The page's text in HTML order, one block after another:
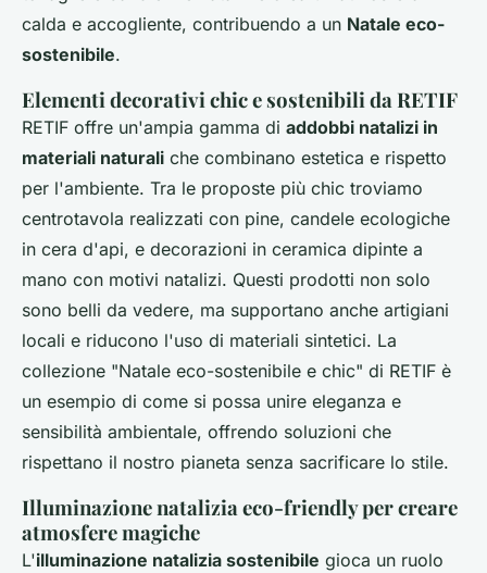
calda e accogliente, contribuendo a un Natale eco-
sostenibile.
Elementi decorativi chic e sostenibili da RETIF
RETIF offre un'ampia gamma di addobbi natalizi in
materiali naturali che combinano estetica e rispetto
per l'ambiente. Tra le proposte più chic troviamo
centrotavola realizzati con pine, candele ecologiche
in cera d'api, e decorazioni in ceramica dipinte a
mano con motivi natalizi. Questi prodotti non solo
sono belli da vedere, ma supportano anche artigiani
locali e riducono l'uso di materiali sintetici. La
collezione "Natale eco-sostenibile e chic" di RETIF è
un esempio di come si possa unire eleganza e
sensibilità ambientale, offrendo soluzioni che
rispettano il nostro pianeta senza sacrificare lo stile.
Illuminazione natalizia eco-friendly per creare
atmosfere magiche
L'illuminazione natalizia sostenibile gioca un ruolo